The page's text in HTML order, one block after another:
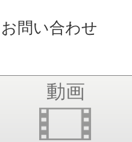
問い合わせ
動画